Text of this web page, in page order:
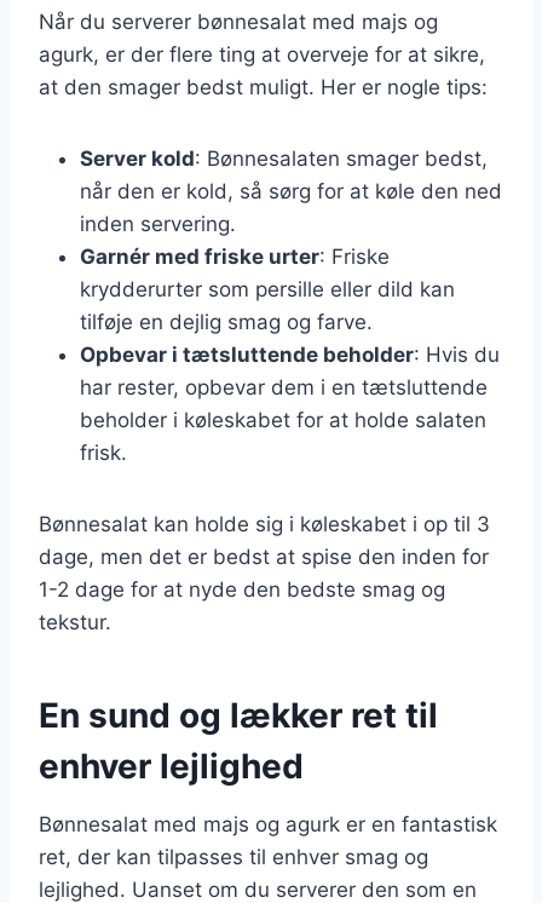
Når du serverer bønnesalat med majs og
agurk, er der flere ting at overveje for at sikre,
at den smager bedst muligt. Her er nogle tips:
Server kold: Bønnesalaten smager bedst,
når den er kold, så sørg for at køle den ned
inden servering.
Garnér med friske urter: Friske
krydderurter som persille eller dild kan
tilføje en dejlig smag og farve.
Opbevar i tætsluttende beholder: Hvis du
har rester, opbevar dem i en tætsluttende
beholder i køleskabet for at holde salaten
frisk.
Bønnesalat kan holde sig i køleskabet i op til 3
dage, men det er bedst at spise den inden for
1-2 dage for at nyde den bedste smag og
tekstur.
En sund og lækker ret til
enhver lejlighed
Bønnesalat med majs og agurk er en fantastisk
ret, der kan tilpasses til enhver smag og
lejlighed. Uanset om du serverer den som en